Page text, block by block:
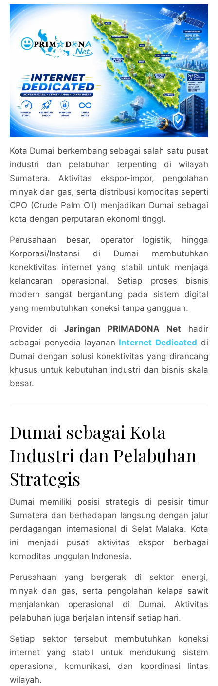
Kota Dumai berkembang sebagai salah satu pusat
industri dan pelabuhan terpenting di wilayah
Sumatera. Aktivitas ekspor-impor, pengolahan
minyak dan gas, serta distribusi komoditas seperti
CPO (Crude Palm Oil) menjadikan Dumai sebagai
kota dengan perputaran ekonomi tinggi.
Perusahaan besar, operator logistik, hingga
Korporasi/Instansi di Dumai membutuhkan
konektivitas internet yang stabil untuk menjaga
kelancaran operasional. Setiap proses bisnis
modern sangat bergantung pada sistem digital
yang membutuhkan koneksi tanpa gangguan.
Provider di Jaringan PRIMADONA Net hadir
sebagai penyedia layanan Internet Dedicated di
Dumai dengan solusi konektivitas yang dirancang
khusus untuk kebutuhan industri dan bisnis skala
besar.
Dumai sebagai Kota
Industri dan Pelabuhan
Strategis
Dumai memiliki posisi strategis di pesisir timur
Sumatera dan berhadapan langsung dengan jalur
perdagangan internasional di Selat Malaka. Kota
ini menjadi pusat aktivitas ekspor berbagai
komoditas unggulan Indonesia.
Perusahaan yang bergerak di sektor energi,
minyak dan gas, serta pengolahan kelapa sawit
menjalankan operasional di Dumai. Aktivitas
pelabuhan juga berjalan intensif setiap hari.
Setiap sektor tersebut membutuhkan koneksi
internet yang stabil untuk mendukung sistem
operasional, komunikasi, dan koordinasi lintas
wilayah.